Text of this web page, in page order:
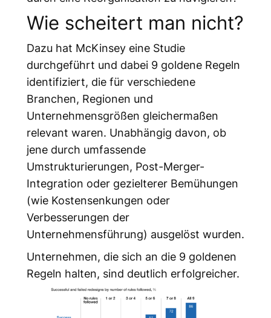
Wie scheitert man nicht?
Dazu hat McKinsey eine Studie
durchgeführt und dabei 9 goldene Regeln
identifiziert, die für verschiedene
Branchen, Regionen und
Unternehmensgrößen gleichermaßen
relevant waren. Unabhängig davon, ob
jene durch umfassende
Umstrukturierungen, Post-Merger-
Integration oder gezielterer Bemühungen
(wie Kostensenkungen oder
Verbesserungen der
Unternehmensführung) ausgelöst wurden.
Unternehmen, die sich an die 9 goldenen
Regeln halten, sind deutlich erfolgreicher.